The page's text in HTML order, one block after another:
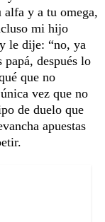
y a tu omega,
mi hijo
le dije: “no, ya
después lo
que no
vez que no
de duelo que
apuestas